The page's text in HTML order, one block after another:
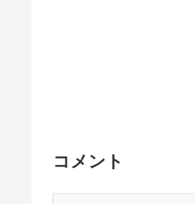
コメント